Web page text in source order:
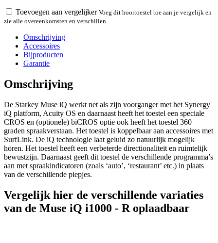
Toevoegen aan vergelijker Voeg dit hoortoestel toe aan je vergelijk en
zie alle overeenkomsten en verschillen.
Omschrijving
Accessoires
Bijproducten
Garantie
Omschrijving
De Starkey Muse iQ werkt net als zijn voorganger met het Synergy
iQ platform, Acuity OS en daarnaast heeft het toestel een speciale
CROS en (optionele) biCROS optie ook heeft het toestel 360
graden spraakverstaan. Het toestel is koppelbaar aan accessoires met
SurfLink. De iQ technologie laat geluid zo natuurlijk mogelijk
horen. Het toestel heeft een verbeterde directionaliteit en ruimtelijk
bewustzijn. Daarnaast geeft dit toestel de verschillende programma’s
aan met spraakindicatoren (zoals ‘auto’, ‘restaurant’ etc.) in plaats
van de verschillende piepjes.
Vergelijk hier de verschillende variaties
van de Muse iQ i1000 - R oplaadbaar